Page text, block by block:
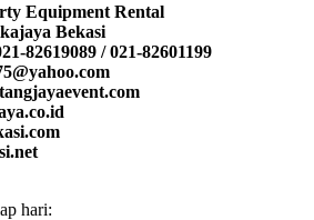
Equipment Rental
Bekasi
82619089 / 021-82601199
hari: